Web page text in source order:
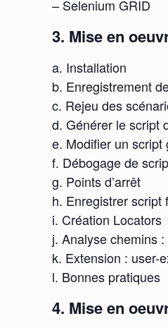
– Selenium GRID
3. Mise en
a. Installation
b. Enregistrement
c. Rejeu des
d. Générer le script
e. Modifier un script
f. Débogage de
g. Points d’arrêt
h. Enregistrer script
i. Création Locators
j. Analyse chemins
k. Extension : user-
l. Bonnes pratiques
4. Mise en